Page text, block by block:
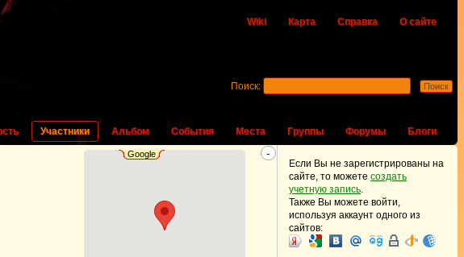
Wiki Карта Справка О сайте
Участники Альбом События Места Группы Форумы Блоги
Поиск:
-
Google
Если Вы не зарегистрированы на
сайте, то можете создать
учетную запись.
Также Вы можете войти,
используя аккаунт одного из
сайтов: